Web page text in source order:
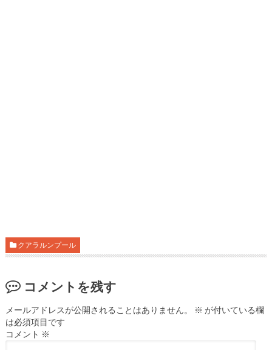
クアラルンプール
コメントを残す
メールアドレスが公開されることはありません。 ※ が付いている欄
は必須項目です
コメント ※